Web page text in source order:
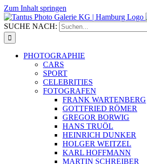
Zum Inhalt springen
SUCHE NACH:
PHOTOGRAPHIE
CARS
SPORT
CELEBRITIES
FOTOGRAFEN
FRANK WARTENBERG
GOTTFRIED RÖMER
GREGOR BORWIG
HANS TRUÖL
HEINRICH DUNKER
HOLGER WEITZEL
KARL HOFFMANN
MARTIN SCHREIBER